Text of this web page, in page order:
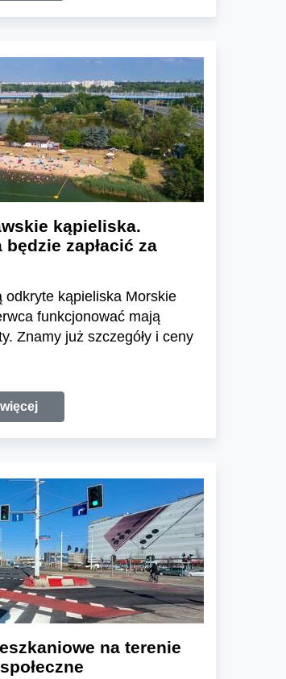
kąpieliska.
zapłacić za
odkryte kąpieliska Morskie
funkcjonować mają
Znamy już szczegóły i ceny
na terenie